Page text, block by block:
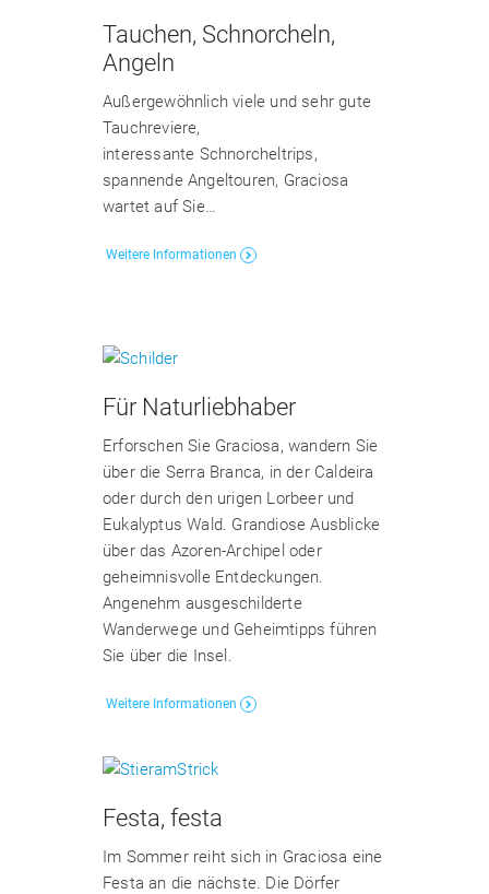
Tauchen, Schnorcheln,
Angeln
Außergewöhnlich viele und sehr gute
Tauchreviere,
interessante Schnorcheltrips,
spannende Angeltouren, Graciosa
wartet auf Sie…
Weitere Informationen
Für Naturliebhaber
Erforschen Sie Graciosa, wandern Sie
über die Serra Branca, in der Caldeira
oder durch den urigen Lorbeer und
Eukalyptus Wald. Grandiose Ausblicke
über das Azoren-Archipel oder
geheimnisvolle Entdeckungen.
Angenehm ausgeschilderte
Wanderwege und Geheimtipps führen
Sie über die Insel.
Weitere Informationen
Festa, festa
Im Sommer reiht sich in Graciosa eine
Festa an die nächste. Die Dörfer